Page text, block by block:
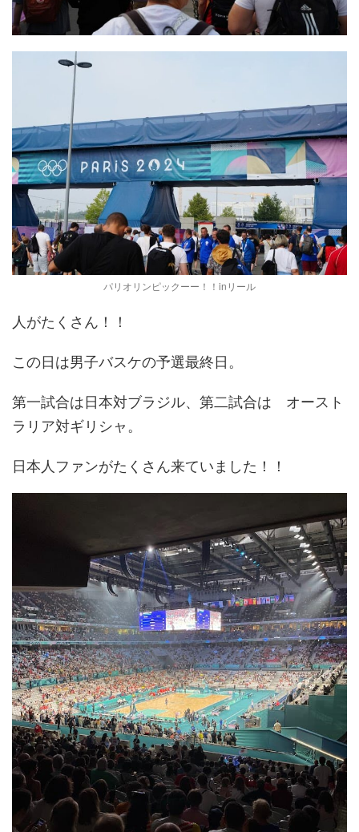
パリオリンピックーー！！inリール
人がたくさん！！
この日は男子バスケの予選最終日。
第一試合は日本対ブラジル、第二試合は オースト
ラリア対ギリシャ。
日本人ファンがたくさん来ていました！！